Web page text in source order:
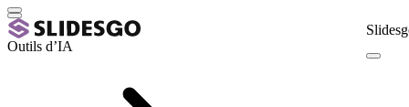
Outils d’IA